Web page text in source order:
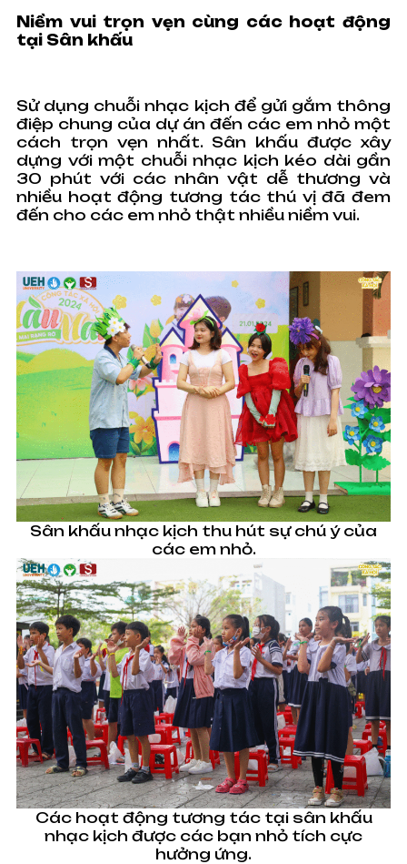
Niềm vui trọn vẹn cùng các hoạt động
tại Sân khấu
Sử dụng chuỗi nhạc kịch để gửi gắm thông
điệp chung của dự án đến các em nhỏ một
cách trọn vẹn nhất. Sân khấu được xây
dựng với một chuỗi nhạc kịch kéo dài gần
30 phút với các nhân vật dễ thương và
nhiều hoạt động tương tác thú vị đã đem
đến cho các em nhỏ thật nhiều niềm vui.
Sân khấu nhạc kịch thu hút sự chú ý của
các em nhỏ.
Các hoạt động tương tác tại sân khấu
nhạc kịch được các bạn nhỏ tích cực
hưởng ứng.